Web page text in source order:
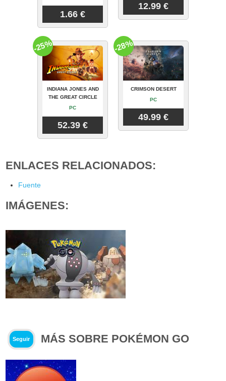
1.66 €
12.99 €
INDIANA JONES AND
THE GREAT CIRCLE
PC
52.39 €
-25%
CRIMSON DESERT
PC
49.99 €
-28%
ENLACES RELACIONADOS:
Fuente
IMÁGENES:
Seguir MÁS SOBRE POKÉMON GO